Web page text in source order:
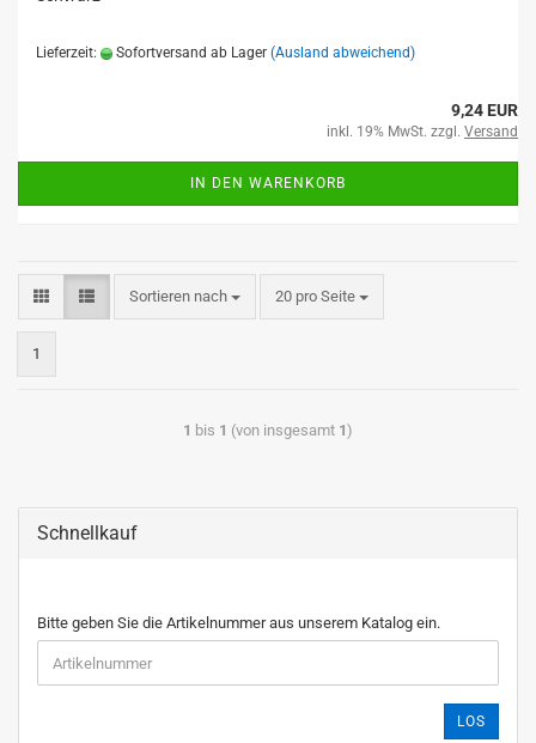
Lieferzeit: Sofortversand ab Lager (Ausland abweichend)
9,24 EUR
inkl. 19% MwSt. zzgl. Versand
IN DEN WARENKORB
Sortieren nach 20 pro Seite
1
1 bis 1 (von insgesamt 1)
Schnellkauf
Bitte geben Sie die Artikelnummer aus unserem Katalog ein.
LOS